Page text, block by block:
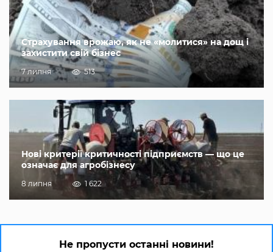
Страхування врожаю, як не «молитися» на дощ і
захистити свій бізнес
7 липня 513
Нові критерії критичності підприємств — що це
означає для агробізнесу
8 липня 1 622
Не пропусти останні новини!